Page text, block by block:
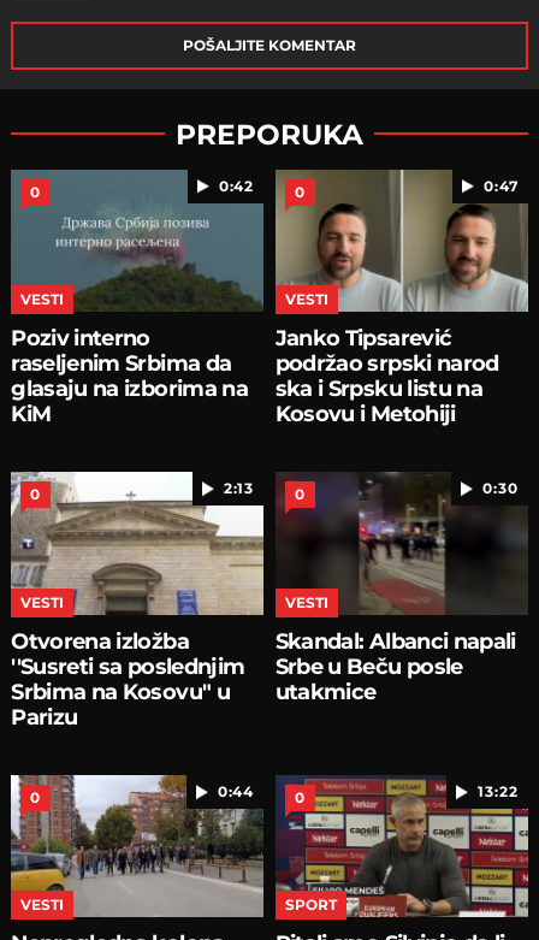
POŠALJITE KOMENTAR
PREPORUKA
0:42
0
VESTI
Poziv interno
raseljenim Srbima da
glasaju na izborima na
KiM
0:47
0
VESTI
Janko Tipsarević
podržao srpski narod
ska i Srpsku listu na
Kosovu i Metohiji
2:13
0
VESTI
Otvorena izložba
''Susreti sa poslednjim
Srbima na Kosovu" u
Parizu
0:30
0
VESTI
Skandal: Albanci napali
Srbe u Beču posle
utakmice
0:44
0
VESTI
13:22
0
SPORT